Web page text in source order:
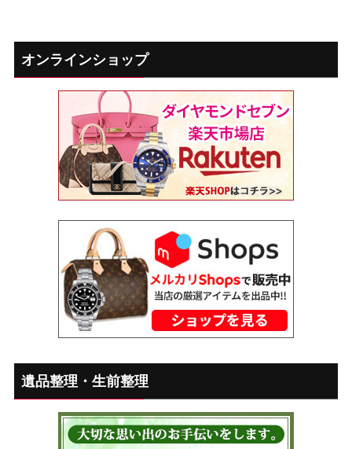
オンラインショップ
遺品整理・生前整理